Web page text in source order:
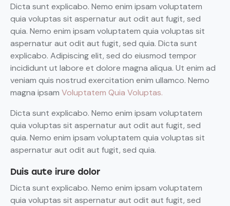
Dicta sunt explicabo. Nemo enim ipsam voluptatem
quia voluptas sit aspernatur aut odit aut fugit, sed
quia. Nemo enim ipsam voluptatem quia voluptas sit
aspernatur aut odit aut fugit, sed quia. Dicta sunt
explicabo. Adipiscing elit, sed do eiusmod tempor
incididunt ut labore et dolore magna aliqua. Ut enim ad
veniam quis nostrud exercitation enim ullamco. Nemo
magna ipsam Voluptatem Quia Voluptas.
Dicta sunt explicabo. Nemo enim ipsam voluptatem
quia voluptas sit aspernatur aut odit aut fugit, sed
quia. Nemo enim ipsam voluptatem quia voluptas sit
aspernatur aut odit aut fugit, sed quia.
Duis aute irure dolor
Dicta sunt explicabo. Nemo enim ipsam voluptatem
quia voluptas sit aspernatur aut odit aut fugit, sed